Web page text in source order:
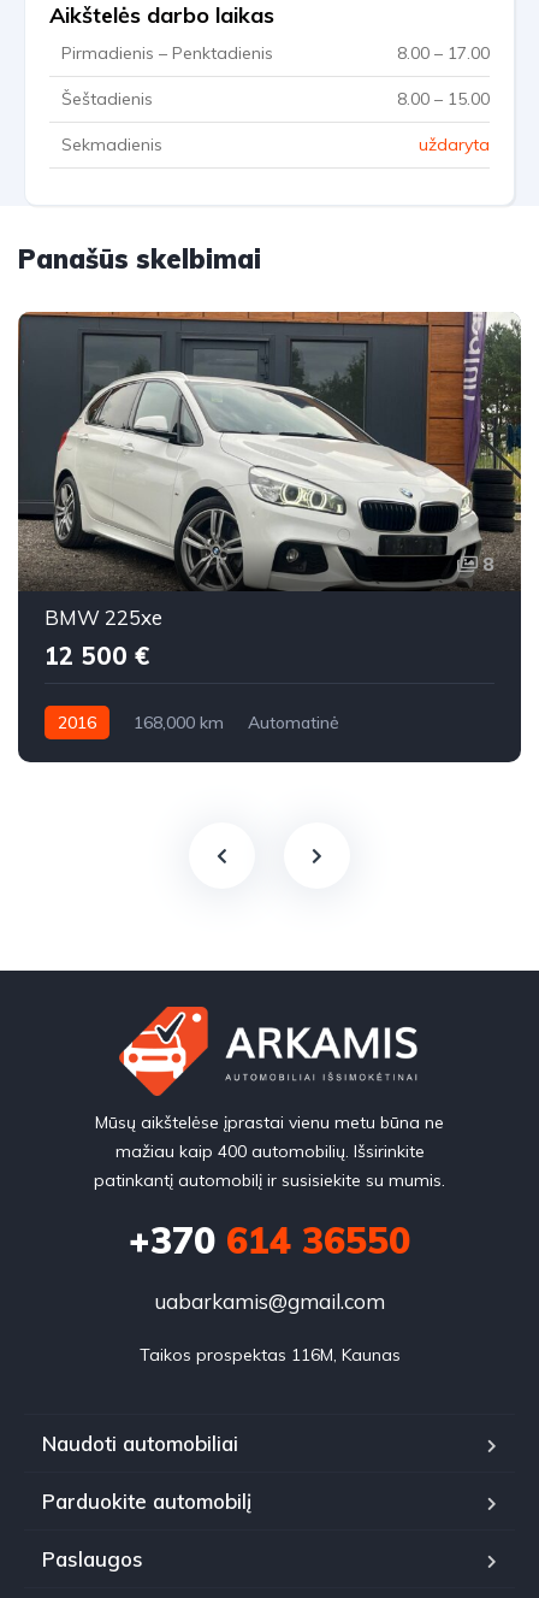
Aikštelės darbo laikas
Pirmadienis – Penktadienis 8.00 – 17.00
Šeštadienis 8.00 – 15.00
Sekmadienis uždaryta
Panašūs skelbimai
8
BMW 225xe
12 500 €
2016 168,000 km
Automatinė
Mūsų aikštelėse įprastai vienu metu būna ne
mažiau kaip 400 automobilių. Išsirinkite
patinkantį automobilį ir susisiekite su mumis.
+370 614 36550
uabarkamis@gmail.com
Taikos prospektas 116M, Kaunas
Naudoti automobiliai
Parduokite automobilį
Paslaugos